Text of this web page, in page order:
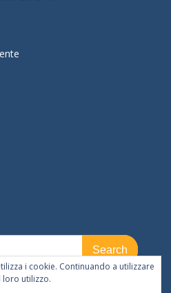
i cookie. Continuando a utilizzare
loro utilizzo.